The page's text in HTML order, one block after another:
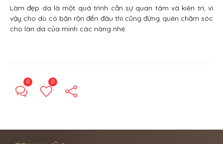
Làm đẹp da là một quá trình cần sự quan tâm và kiên trì, vì
vậy cho dù có bận rộn đến đâu thì cũng đừng quên chăm sóc
cho làn da của mình các nàng nhé.
0 0